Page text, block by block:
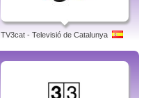
TV3cat - Televisió de Catalunya